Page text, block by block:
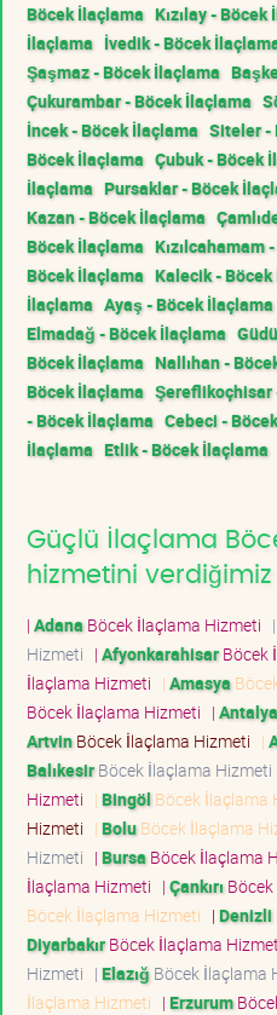
Böcek İlaçlama Kızılay -
İlaçlama İvedik - Böcek
Şaşmaz - Böcek İlaçlama
Çukurambar - Böcek İlaçlama
İncek - Böcek İlaçlama Siteler -
Böcek İlaçlama Çubuk - Böcek
İlaçlama Pursaklar - Böcek
Kazan - Böcek İlaçlama
Böcek İlaçlama Kızılcahamam
Böcek İlaçlama Kalecik -
İlaçlama Ayaş - Böcek İlaçlama
Elmadağ - Böcek İlaçlama
Böcek İlaçlama Nallıhan -
Böcek İlaçlama Şereflikoçhisar
- Böcek İlaçlama Cebeci -
İlaçlama Etlik - Böcek İlaçlama
Güçlü İlaçlama
hizmetini
| Adana Böcek İlaçlama Hizmeti |
Hizmeti | AfyonkarahisarBöcek
İlaçlama Hizmeti | Amasya
Böcek İlaçlama Hizmeti | Antalya
ArtvinBöcek İlaçlama Hizmeti |
BalıkesirBöcek İlaçlama Hizmeti
Hizmeti | Bingöl Böcek İlaçlama
Hizmeti | BoluBöcek İlaçlama
Hizmeti | Bursa Böcek İlaçlama
İlaçlama Hizmeti | Çankırı
Böcek İlaçlama Hizmeti | Denizli
DiyarbakırBöcek İlaçlama
Hizmeti | Elazığ Böcek İlaçlama
İlaçlama Hizmeti | Erzurum